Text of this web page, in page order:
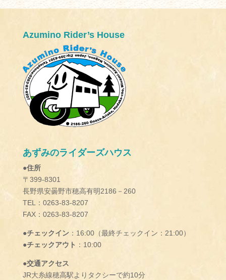
Azumino Rider’s House
あずみのライダーズハウス
●住所
〒399-8301
長野県安曇野市穂高有明2186－260
TEL：0263-83-8207
FAX：0263-83-8207
●チェックイン：16:00（最終チェックイン：21:00）
●チェックアウト ：10:00
●交通アクセス
JR大糸線穂高駅よりタクシーで約10分